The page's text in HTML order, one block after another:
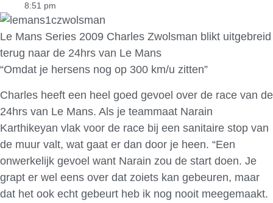
8:51 pm
Le Mans Series 2009 Charles Zwolsman blikt uitgebreid
terug naar de 24hrs van Le Mans
“Omdat je hersens nog op 300 km/u zitten”
Charles heeft een heel goed gevoel over de race van de
24hrs van Le Mans. Als je teammaat Narain
Karthikeyan vlak voor de race bij een sanitaire stop van
de muur valt, wat gaat er dan door je heen. “Een
onwerkelijk gevoel want Narain zou de start doen. Je
grapt er wel eens over dat zoiets kan gebeuren, maar
dat het ook echt gebeurt heb ik nog nooit meegemaakt.